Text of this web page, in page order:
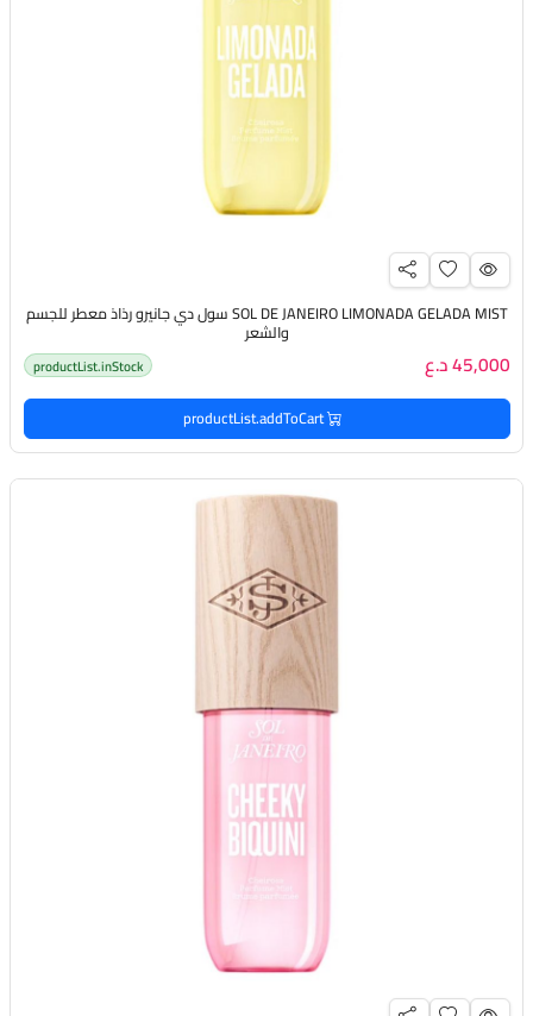
SOL DE JANEIRO LIMONADA GELADA MIST سول دي جانيرو رذاذ معطر للجسم
والشعر
45,000 د.ع productList.inStock
productList.addToCart